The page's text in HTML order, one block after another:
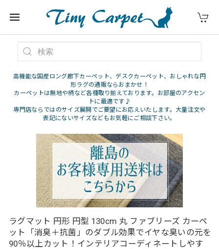
高機能な国産ロング廊下カーペット、デスクカーペット、おしゃれな円
形ラグの通販ならおまかせ！
カーペットは無地や柄など各種取り揃えております。お部屋のアクセン
トに最適です♪
専門店ならではのサイズ展開でご要望にお応えいたします。大量注文や
表記にないサイズなどもお気軽にご相談下さい。
ラグマット 円形 円型 130cm 丸 ファブリーズ カーペ
ット「消臭＋抗菌」のダブル効果でイヤな臭いの元を
90％以上カット！インテリアコーディネートしやす